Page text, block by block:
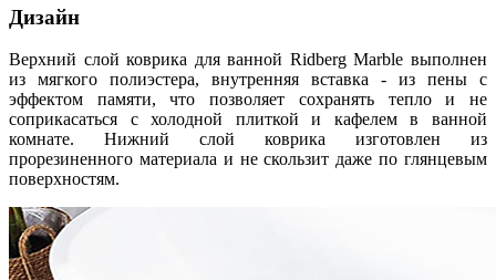
Дизайн
Верхний слой коврика для ванной Ridberg Marble выполнен
из мягкого полиэстера, внутренняя вставка - из пены с
эффектом памяти, что позволяет сохранять тепло и не
соприкасаться с холодной плиткой и кафелем в ванной
комнате. Нижний слой коврика изготовлен из
прорезиненного материала и не скользит даже по глянцевым
поверхностям.